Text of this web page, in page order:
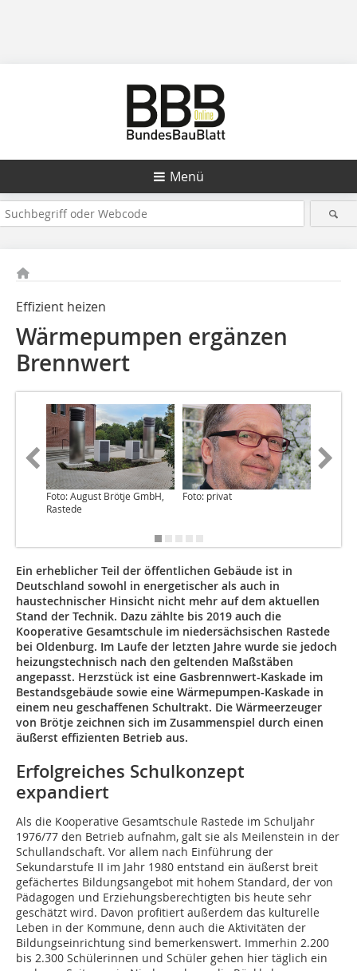
Menü
Effizient heizen
Wärmepumpen ergänzen
Brennwert
Foto: August Brötje GmbH,
Rastede
Foto: privat
Ein erheblicher Teil der öffentlichen Gebäude ist in
Deutschland sowohl in energetischer als auch in
haustechnischer Hinsicht nicht mehr auf dem aktuellen
Stand der Technik. Dazu zählte bis 2019 auch die
Kooperative Gesamtschule im niedersächsischen Rastede
bei Oldenburg. Im Laufe der letzten Jahre wurde sie jedoch
heizungstechnisch nach den geltenden Maßstäben
angepasst. Herzstück ist eine Gasbrennwert-Kaskade im
Bestandsgebäude sowie eine Wärmepumpen-Kaskade in
einem neu geschaffenen Schultrakt. Die Wärmeerzeuger
von Brötje zeichnen sich im Zusammenspiel durch einen
äußerst effizienten Betrieb aus.
Erfolgreiches Schulkonzept
expandiert
Als die Kooperative Gesamtschule Rastede im Schuljahr
1976/77 den Betrieb aufnahm, galt sie als Meilenstein in der
Schullandschaft. Vor allem nach Einführung der
Sekundarstufe II im Jahr 1980 entstand ein äußerst breit
gefächertes Bildungsangebot mit hohem Standard, der von
Pädagogen und Erziehungsberechtigten bis heute sehr
geschätzt wird. Davon profitiert außerdem das kulturelle
Leben in der Kommune, denn auch die Aktivitäten der
Bildungseinrichtung sind bemerkenswert. Immerhin 2.200
bis 2.300 Schülerinnen und Schüler gehen hier täglich ein